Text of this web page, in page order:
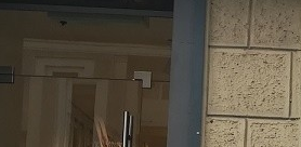
Или Липучка? Что Выбрать В
Российской Зимы?